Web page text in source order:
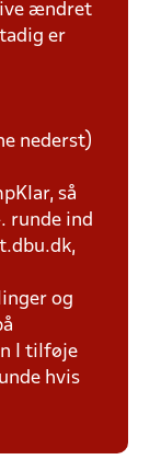
ændret
er
nederst)
så
runde ind
og
I tilføje
hvis